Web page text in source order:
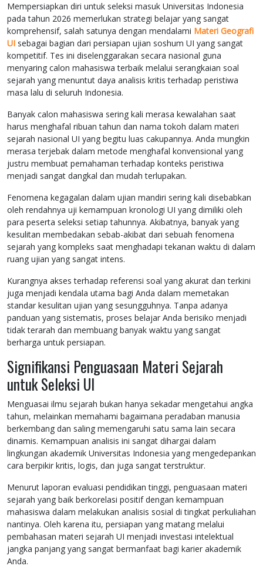
Mempersiapkan diri untuk seleksi masuk Universitas Indonesia
pada tahun 2026 memerlukan strategi belajar yang sangat
komprehensif, salah satunya dengan mendalami Materi Geografi
UI sebagai bagian dari persiapan ujian soshum UI yang sangat
kompetitif. Tes ini diselenggarakan secara nasional guna
menyaring calon mahasiswa terbaik melalui serangkaian soal
sejarah yang menuntut daya analisis kritis terhadap peristiwa
masa lalu di seluruh Indonesia.
Banyak calon mahasiswa sering kali merasa kewalahan saat
harus menghafal ribuan tahun dan nama tokoh dalam materi
sejarah nasional UI yang begitu luas cakupannya. Anda mungkin
merasa terjebak dalam metode menghafal konvensional yang
justru membuat pemahaman terhadap konteks peristiwa
menjadi sangat dangkal dan mudah terlupakan.
Fenomena kegagalan dalam ujian mandiri sering kali disebabkan
oleh rendahnya uji kemampuan kronologi UI yang dimiliki oleh
para peserta seleksi setiap tahunnya. Akibatnya, banyak yang
kesulitan membedakan sebab-akibat dari sebuah fenomena
sejarah yang kompleks saat menghadapi tekanan waktu di dalam
ruang ujian yang sangat intens.
Kurangnya akses terhadap referensi soal yang akurat dan terkini
juga menjadi kendala utama bagi Anda dalam memetakan
standar kesulitan ujian yang sesungguhnya. Tanpa adanya
panduan yang sistematis, proses belajar Anda berisiko menjadi
tidak terarah dan membuang banyak waktu yang sangat
berharga untuk persiapan.
Signifikansi Penguasaan Materi Sejarah
untuk Seleksi UI
Menguasai ilmu sejarah bukan hanya sekadar mengetahui angka
tahun, melainkan memahami bagaimana peradaban manusia
berkembang dan saling memengaruhi satu sama lain secara
dinamis. Kemampuan analisis ini sangat dihargai dalam
lingkungan akademik Universitas Indonesia yang mengedepankan
cara berpikir kritis, logis, dan juga sangat terstruktur.
Menurut laporan evaluasi pendidikan tinggi, penguasaan materi
sejarah yang baik berkorelasi positif dengan kemampuan
mahasiswa dalam melakukan analisis sosial di tingkat perkuliahan
nantinya. Oleh karena itu, persiapan yang matang melalui
pembahasan materi sejarah UI menjadi investasi intelektual
jangka panjang yang sangat bermanfaat bagi karier akademik
Anda.